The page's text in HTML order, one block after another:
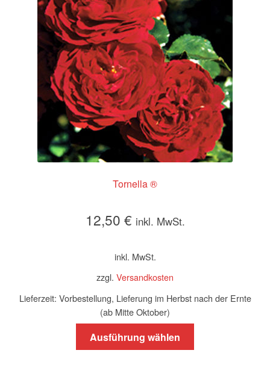
Tornella ®
12,50 € inkl. MwSt.
inkl. MwSt.
zzgl. Versandkosten
Lieferzeit: Vorbestellung, Lieferung im Herbst nach der Ernte
(ab Mitte Oktober)
Ausführung wählen